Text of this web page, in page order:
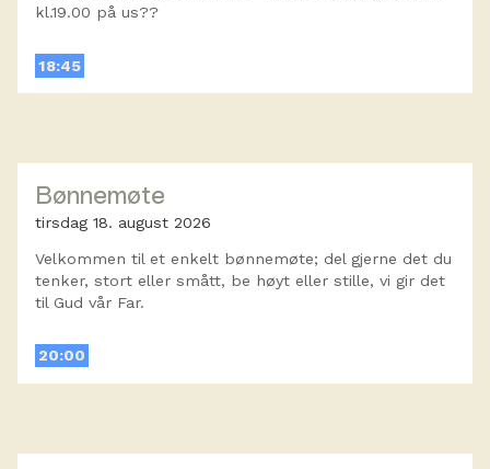
kl.19.00 på us??
18:45
Bønnemøte
tirsdag 18. august 2026
Velkommen til et enkelt bønnemøte; del gjerne det du
tenker, stort eller smått, be høyt eller stille, vi gir det
til Gud vår Far.
20:00